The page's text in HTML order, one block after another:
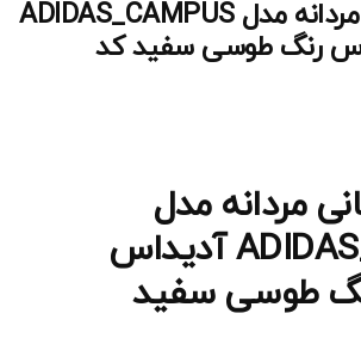
کفش و کتانی مردانه مدل ADIDAS_CAMPUS
رنگ طوسی سفید کد
مردانه مدل
ADIDAS_CAMPUS آدیداس
طوسی سفید